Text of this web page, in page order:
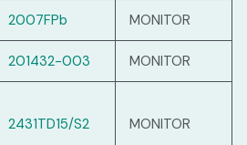
2007FPb MONITOR
201432-003 MONITOR
2431TD15/S2 MONITOR